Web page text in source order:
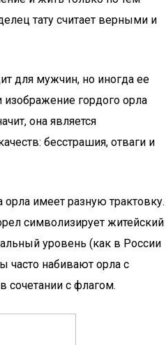
тату считает верными и
для мужчин, но иногда ее
гордого орла
она является
бесстрашия, отваги и
орла имеет разную трактовку.
символизирует житейский
уровень (как в России
часто набивают орла с
сочетании с флагом.